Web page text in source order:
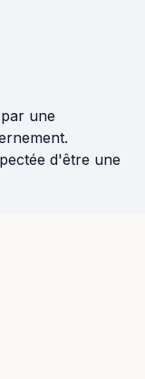
une
d'être une